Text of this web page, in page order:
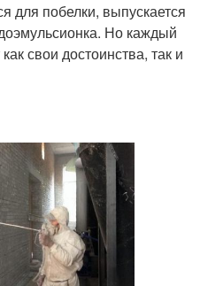
для побелки, выпускается
Но каждый
свои достоинства, так и